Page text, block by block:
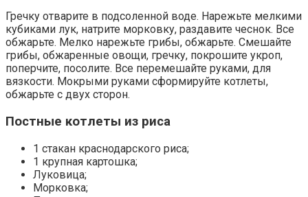
Гречку отварите в подсоленной воде. Нарежьте мелкими
кубиками лук, натрите морковку, раздавите чеснок. Все
обжарьте. Мелко нарежьте грибы, обжарьте. Смешайте
грибы, обжаренные овощи, гречку, покрошите укроп,
поперчите, посолите. Все перемешайте руками, для
вязкости. Мокрыми руками сформируйте котлеты,
обжарьте с двух сторон.
Постные котлеты из риса
1 стакан краснодарского риса;
1 крупная картошка;
Луковица;
Морковка;